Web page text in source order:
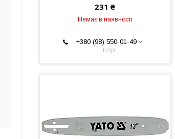
231 ₴
Немає в наявності
+380 (98) 550-01-49
Ігор